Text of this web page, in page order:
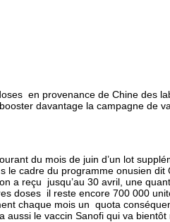
en provenance de Chine des
davantage la campagne de
du mois de juin d’un lot
le cadre du programme onusien dit
a reçu jusqu’au 30 avril, une
doses il reste encore 700 000
chaque mois un quota
aussi le vaccin Sanofi qui va bientôt